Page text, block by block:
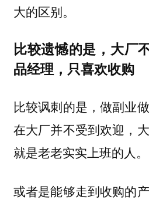
大的区别。
比较遗憾的是，大厂
品经理，只喜欢收购
比较讽刺的是，做副业
在大厂并不受到欢迎，
就是老老实实上班的人。
或者是能够走到收购的